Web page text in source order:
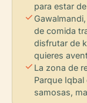
para estar
check
de comida
disfrutar de
quieres
check La zona de
Parque
samosas,